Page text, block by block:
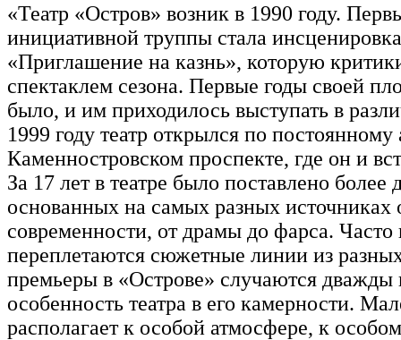
«Театр «Остров» возник в 1990 году.
инициативной труппы стала
«Приглашение на казнь», которую
спектаклем сезона. Первые годы своей
было, и им приходилось выступать в
1999 году театр открылся по постоянному
Каменностровском проспекте, где он и
За 17 лет в театре было поставлено более
основанных на самых разных источниках
современности, от драмы до фарса. Часто
переплетаются сюжетные линии из
премьеры в «Острове» случаются дважды
особенность театра в его камерности.
располагает к особой атмосфере, к